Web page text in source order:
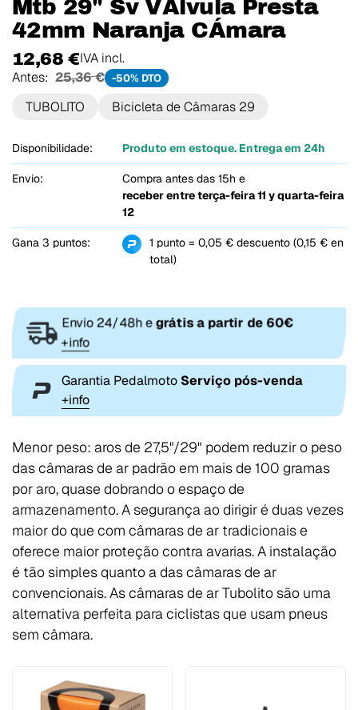
Mtb 29" Sv VÁlvula Presta
42mm Naranja CÁmara
12,68 €IVA incl.
Antes: 25,36 € -50% DTO
TUBOLITO Bicicleta de Câmaras 29
Disponibilidade: Produto em estoque. Entrega em 24h
Envio:
Compra antes das 15h e
receber entreterça-feira 11 y quarta-feira
12
Gana 3 puntos:
1 punto = 0,05 € descuento (0,15 € en
total)
Envio 24/48h egrátis a partir de 60€
+info
Garantia Pedalmoto Serviço pós-venda
+info
Menor peso: aros de 27,5"/29" podem reduzir o peso
das câmaras de ar padrão em mais de 100 gramas
por aro, quase dobrando o espaço de
armazenamento. A segurança ao dirigir é duas vezes
maior do que com câmaras de ar tradicionais e
oferece maior proteção contra avarias. A instalação
é tão simples quanto a das câmaras de ar
convencionais. As câmaras de ar Tubolito são uma
alternativa perfeita para ciclistas que usam pneus
sem câmara.